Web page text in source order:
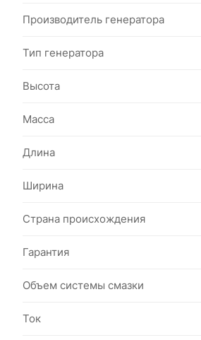
Производитель генератора
Тип генератора
Высота
Масса
Длина
Ширина
Страна происхождения
Гарантия
Объем системы смазки
Ток